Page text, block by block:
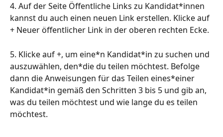
4. Auf der Seite Öffentliche Links zu Kandidat*innen
kannst du auch einen neuen Link erstellen. Klicke auf
+ Neuer öffentlicher Link in der oberen rechten Ecke.
5. Klicke auf +, um eine*n Kandidat*in zu suchen und
auszuwählen, den*die du teilen möchtest. Befolge
dann die Anweisungen für das Teilen eines*einer
Kandidat*in gemäß den Schritten 3 bis 5 und gib an,
was du teilen möchtest und wie lange du es teilen
möchtest.